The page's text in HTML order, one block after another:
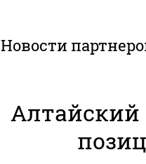
Новости
Алтайский